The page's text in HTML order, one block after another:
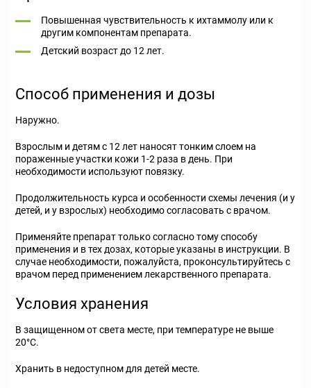
Повышенная чувствительность к ихтаммолу или к
другим компонентам препарата.
Детский возраст до 12 лет.
Способ применения и дозы
Наружно.
Взрослым и детям с 12 лет наносят тонким слоем на
пораженные участки кожи 1-2 раза в день. При
необходимости используют повязку.
Продолжительность курса и особенности схемы лечения (и у
детей, и у взрослых) необходимо согласовать с врачом.
Применяйте препарат только согласно тому способу
применения и в тех дозах, которые указаны в инструкции. В
случае необходимости, пожалуйста, проконсультируйтесь с
врачом перед применением лекарственного препарата.
Условия хранения
В защищенном от света месте, при температуре не выше
20°С.
Хранить в недоступном для детей месте.